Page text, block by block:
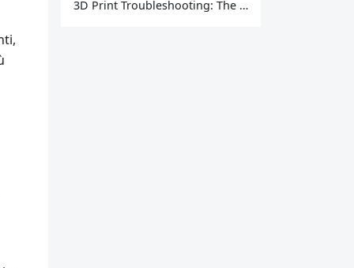
3D Print Troubleshooting: The Ultimate Guide to Fix Every Common Problem [2026]